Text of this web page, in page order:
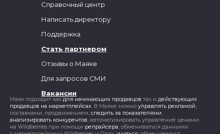
Справочный центр
Написать директору
Поддержка
Стать партнером
Отзывы о Маяке
Для запросов СМИ
Вакансии
Маяк подходит как для начинающих продавцов так и действующих
продавцов на маркетплейсах. В Маяке можно управлять рекламой,
поставками, продвижением, следить за показателями,
анализировать конкурентов, автоматизировать управление ценами
на Wildberries при помощи репрайсера, обмениваться данными